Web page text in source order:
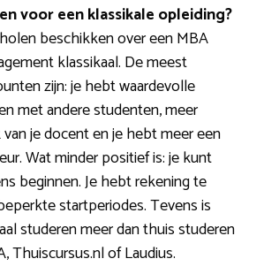
voor een klassikale opleiding?
beschikken over een MBA
klassikaal. De meest
zijn: je hebt waardevolle
met andere studenten, meer
je docent en je hebt meer een
Wat minder positief is: je kunt
beginnen. Je hebt rekening te
startperiodes. Tevens is
studeren meer dan thuis studeren
Thuiscursus.nl of Laudius.